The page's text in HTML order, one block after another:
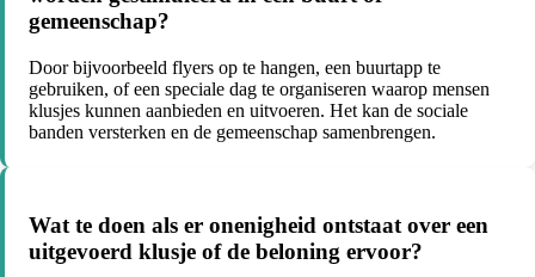
gemeenschap?
Door bijvoorbeeld flyers op te hangen, een buurtapp te
gebruiken, of een speciale dag te organiseren waarop mensen
klusjes kunnen aanbieden en uitvoeren. Het kan de sociale
banden versterken en de gemeenschap samenbrengen.
Wat te doen als er onenigheid ontstaat over een
uitgevoerd klusje of de beloning ervoor?